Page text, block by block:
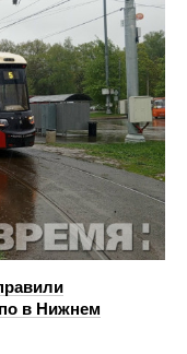
в Нижнем